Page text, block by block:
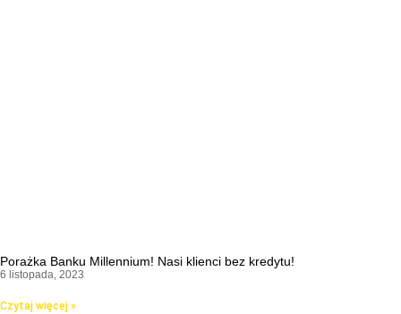
Porażka Banku Millennium! Nasi klienci bez kredytu!
6 listopada, 2023
Czytaj więcej »